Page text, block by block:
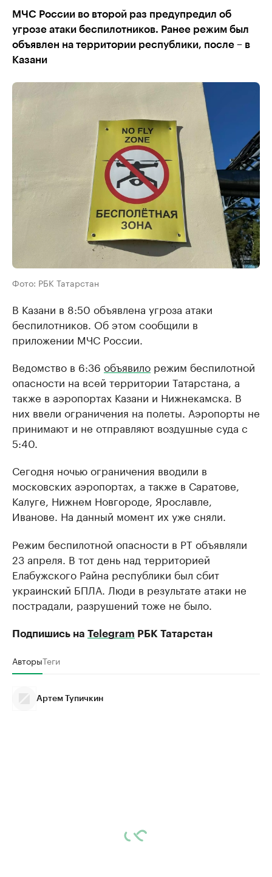
МЧС России во второй раз предупредил об
угрозе атаки беспилотников. Ранее режим был
объявлен на территории республики, после – в
Казани
Фото: РБК Татарстан
В Казани в 8:50 объявлена угроза атаки
беспилотников. Об этом сообщили в
приложении МЧС России.
Ведомство в 6:36 объявило режим беспилотной
опасности на всей территории Татарстана, а
также в аэропортах Казани и Нижнекамска. В
них ввели ограничения на полеты. Аэропорты не
принимают и не отправляют воздушные суда с
5:40.
Сегодня ночью ограничения вводили в
московских аэропортах, а также в Саратове,
Калуге, Нижнем Новгороде, Ярославле,
Иванове. На данный момент их уже сняли.
Режим беспилотной опасности в РТ объявляли
23 апреля. В тот день над территорией
Елабужского Райна республики был сбит
украинский БПЛА. Люди в результате атаки не
пострадали, разрушений тоже не было.
Подпишись на Telegram РБК Татарстан
АвторыТеги
Артем Тупичкин